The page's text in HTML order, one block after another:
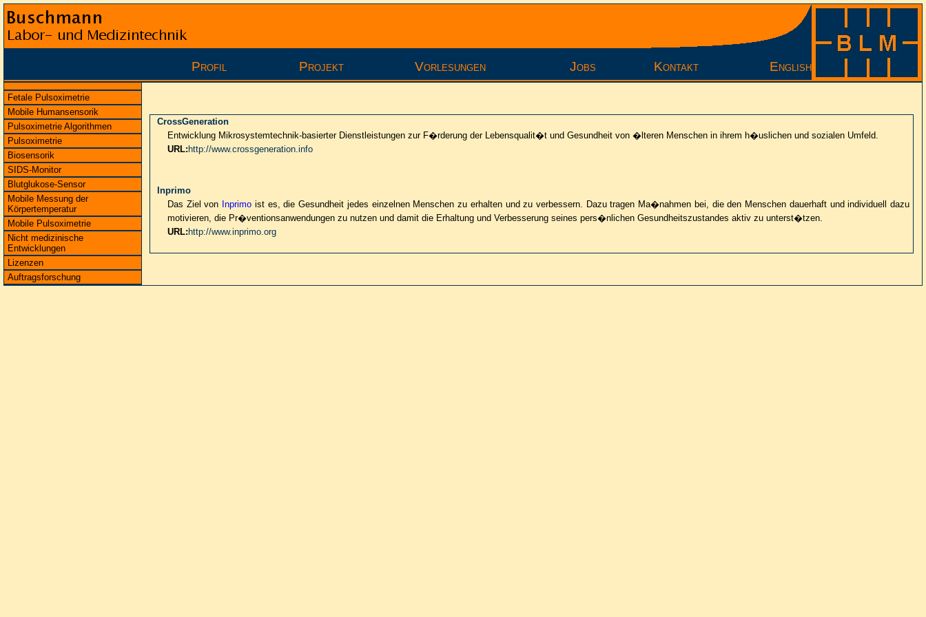
Profil Projekt Vorlesungen Jobs Kontakt English
Fetale Pulsoximetrie
Mobile Humansensorik
Pulsoximetrie Algorithmen
Pulsoximetrie
Biosensorik
SIDS-Monitor
Blutglukose-Sensor
Mobile Messung der
Körpertemperatur
Mobile Pulsoximetrie
Nicht medizinische
Entwicklungen
Lizenzen
Auftragsforschung
CrossGeneration
Entwicklung Mikrosystemtechnik-basierter Dienstleistungen zur F�rderung der Lebensqualit�t und Gesundheit von �lteren Menschen in ihrem h�uslichen und sozialen Umfeld.
URL: http://www.crossgeneration.info
Inprimo
Das Ziel von Inprimo ist es, die Gesundheit jedes einzelnen Menschen zu erhalten und zu verbessern. Dazu tragen Ma�nahmen bei, die den Menschen dauerhaft und individuell dazu
motivieren, die Pr�ventionsanwendungen zu nutzen und damit die Erhaltung und Verbesserung seines pers�nlichen Gesundheitszustandes aktiv zu unterst�tzen.
URL: http://www.inprimo.org